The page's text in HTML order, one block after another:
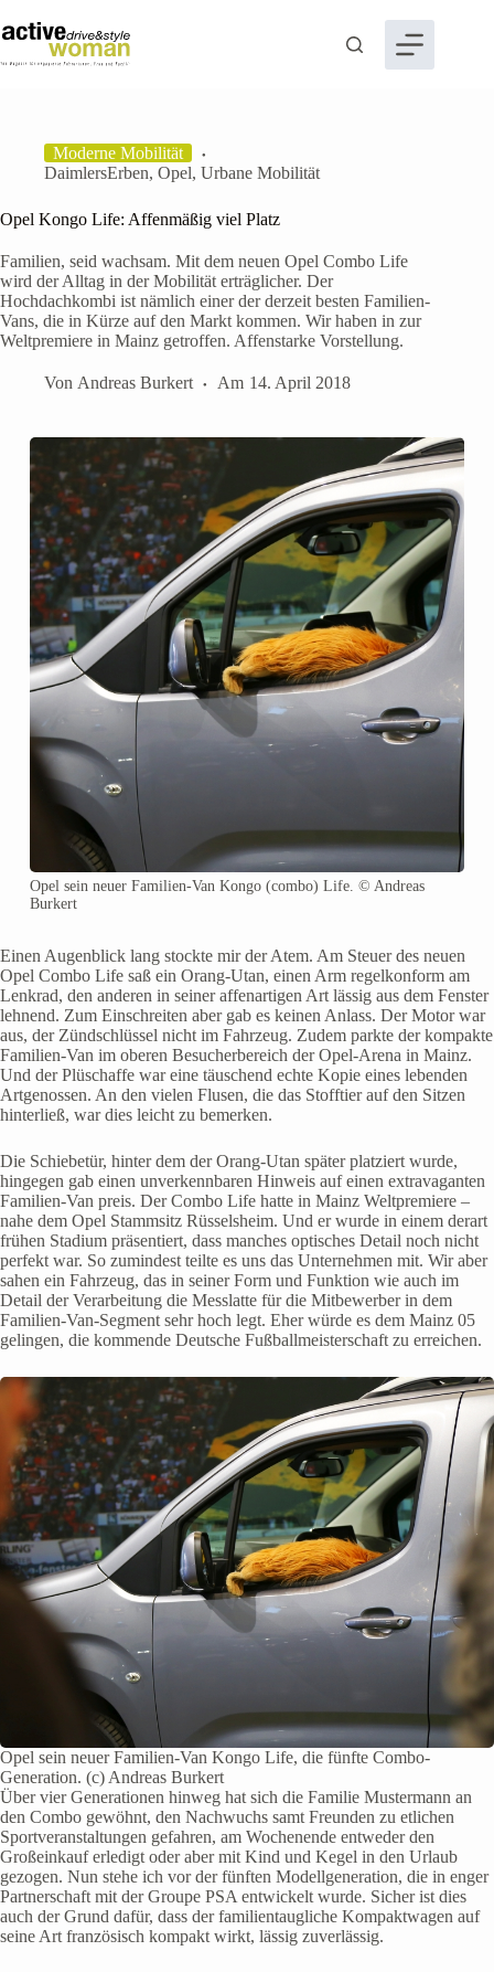
Inhalt
springen
Moderne Mobilität
DaimlersErben, Opel, Urbane Mobilität
Opel Kongo Life: Affenmäßig viel Platz
Familien, seid wachsam. Mit dem neuen Opel Combo Life
wird der Alltag in der Mobilität erträglicher. Der
Hochdachkombi ist nämlich einer der derzeit besten Familien-
Vans, die in Kürze auf den Markt kommen. Wir haben in zur
Weltpremiere in Mainz getroffen. Affenstarke Vorstellung.
Von Andreas Burkert Am 14. April 2018
Opel sein neuer Familien-Van Kongo (combo) Life. © Andreas
Burkert
Einen Augenblick lang stockte mir der Atem. Am Steuer des neuen
Opel Combo Life saß ein Orang-Utan, einen Arm regelkonform am
Lenkrad, den anderen in seiner affenartigen Art lässig aus dem Fenster
lehnend. Zum Einschreiten aber gab es keinen Anlass. Der Motor war
aus, der Zündschlüssel nicht im Fahrzeug. Zudem parkte der kompakte
Familien-Van im oberen Besucherbereich der Opel-Arena in Mainz.
Und der Plüschaffe war eine täuschend echte Kopie eines lebenden
Artgenossen. An den vielen Flusen, die das Stofftier auf den Sitzen
hinterließ, war dies leicht zu bemerken.
Die Schiebetür, hinter dem der Orang-Utan später platziert wurde,
hingegen gab einen unverkennbaren Hinweis auf einen extravaganten
Familien-Van preis. Der Combo Life hatte in Mainz Weltpremiere –
nahe dem Opel Stammsitz Rüsselsheim. Und er wurde in einem derart
frühen Stadium präsentiert, dass manches optisches Detail noch nicht
perfekt war. So zumindest teilte es uns das Unternehmen mit. Wir aber
sahen ein Fahrzeug, das in seiner Form und Funktion wie auch im
Detail der Verarbeitung die Messlatte für die Mitbewerber in dem
Familien-Van-Segment sehr hoch legt. Eher würde es dem Mainz 05
gelingen, die kommende Deutsche Fußballmeisterschaft zu erreichen.
Opel sein neuer Familien-Van Kongo Life, die fünfte Combo-
Generation. (c) Andreas Burkert
Über vier Generationen hinweg hat sich die Familie Mustermann an
den Combo gewöhnt, den Nachwuchs samt Freunden zu etlichen
Sportveranstaltungen gefahren, am Wochenende entweder den
Großeinkauf erledigt oder aber mit Kind und Kegel in den Urlaub
gezogen. Nun stehe ich vor der fünften Modellgeneration, die in enger
Partnerschaft mit der Groupe PSA entwickelt wurde. Sicher ist dies
auch der Grund dafür, dass der familientaugliche Kompaktwagen auf
seine Art französisch kompakt wirkt, lässig zuverlässig.